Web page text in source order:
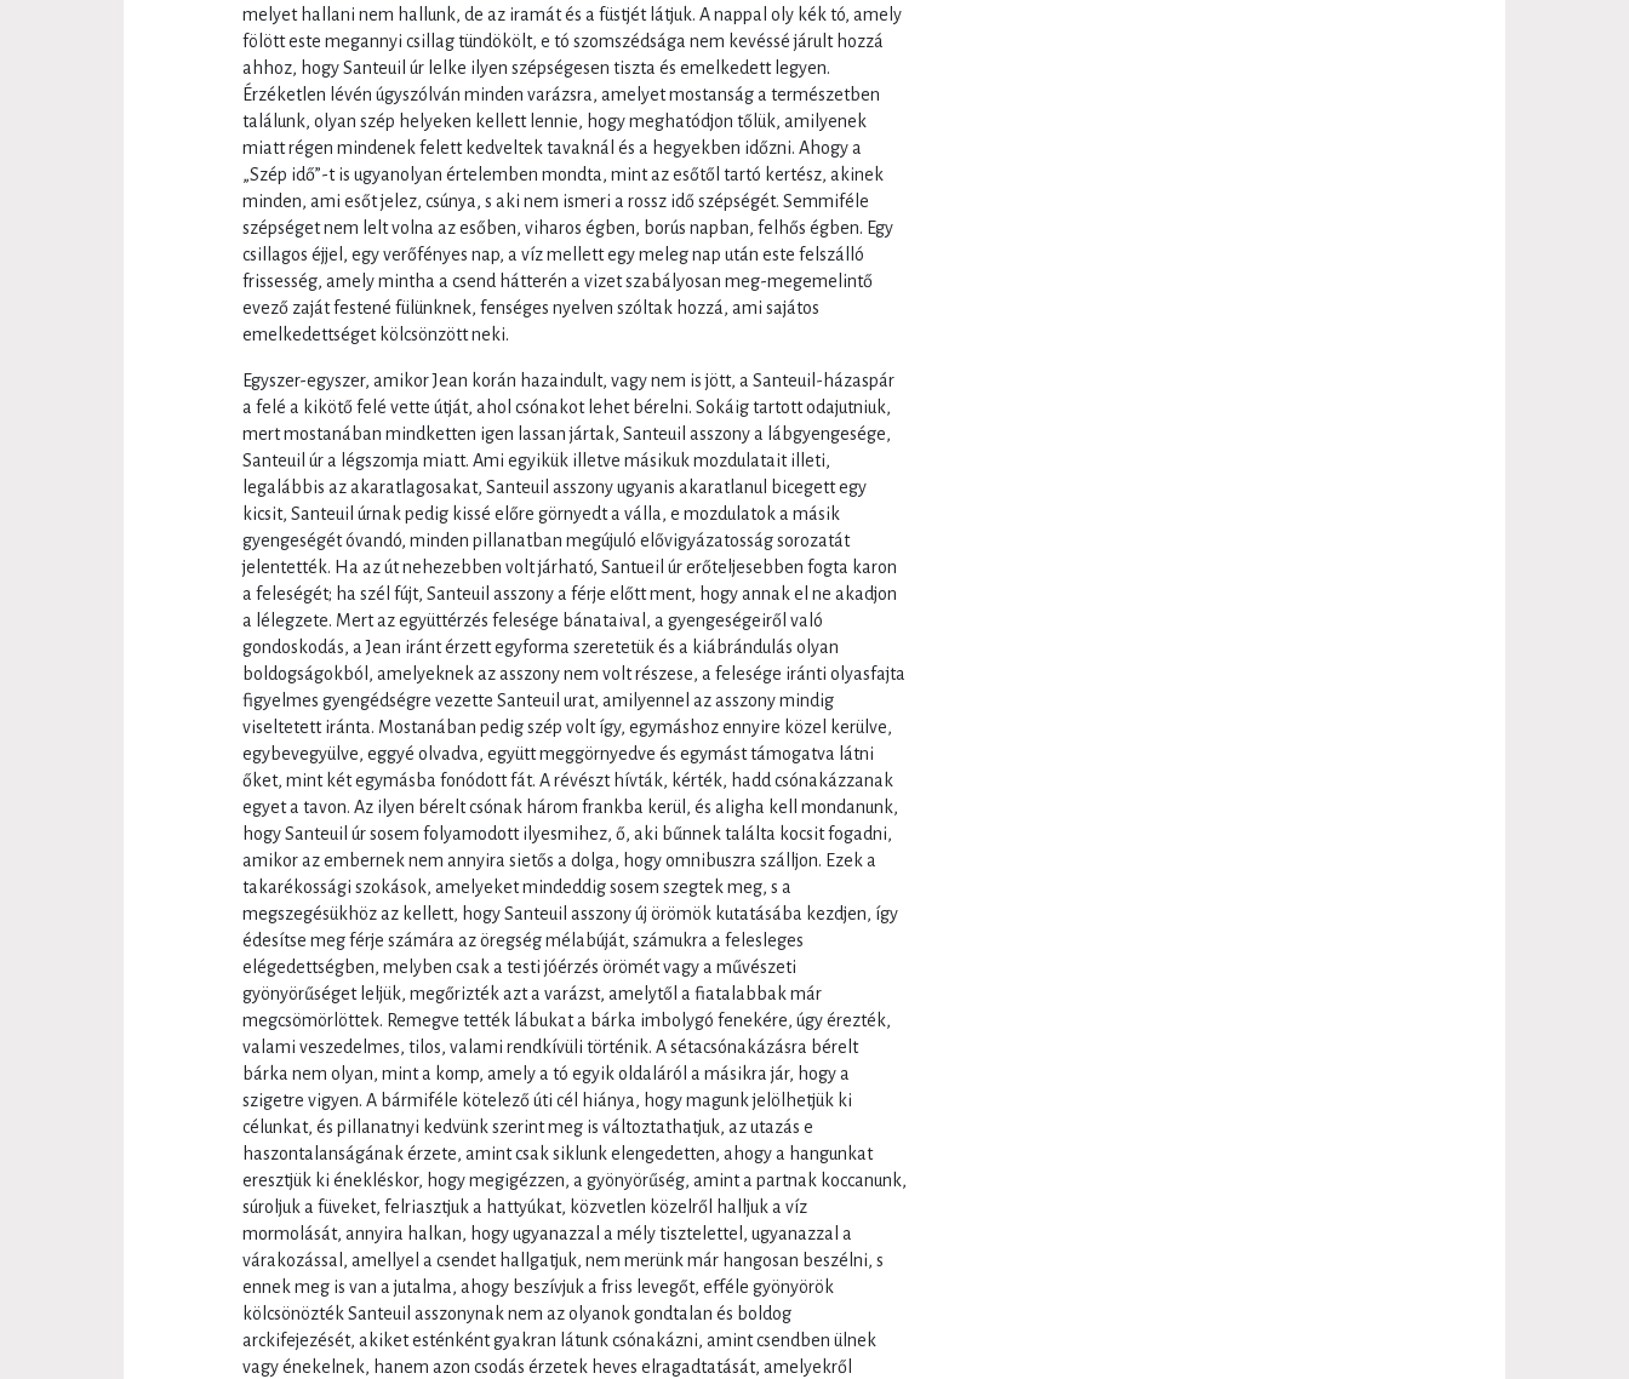
melyet hallani nem hallunk, de az iramát és a füstjét látjuk. A nappal oly kék tó, amely
fölött este megannyi csillag tündökölt, e tó szomszédsága nem kevéssé járult hozzá
ahhoz, hogy Santeuil úr lelke ilyen szépségesen tiszta és emelkedett legyen.
Érzéketlen lévén úgyszólván minden varázsra, amelyet mostanság a természetben
találunk, olyan szép helyeken kellett lennie, hogy meghatódjon tőlük, amilyenek
miatt régen mindenek felett kedveltek tavaknál és a hegyekben időzni. Ahogy a
„Szép idő”-t is ugyanolyan értelemben mondta, mint az esőtől tartó kertész, akinek
minden, ami esőt jelez, csúnya, s aki nem ismeri a rossz idő szépségét. Semmiféle
szépséget nem lelt volna az esőben, viharos égben, borús napban, felhős égben. Egy
csillagos éjjel, egy verőfényes nap, a víz mellett egy meleg nap után este felszálló
frissesség, amely mintha a csend hátterén a vizet szabályosan meg-megemelintő
evező zaját festené fülünknek, fenséges nyelven szóltak hozzá, ami sajátos
emelkedettséget kölcsönzött neki.
Egyszer-egyszer, amikor Jean korán hazaindult, vagy nem is jött, a Santeuil-házaspár
a felé a kikötő felé vette útját, ahol csónakot lehet bérelni. Sokáig tartott odajutniuk,
mert mostanában mindketten igen lassan jártak, Santeuil asszony a lábgyengesége,
Santeuil úr a légszomja miatt. Ami egyikük illetve másikuk mozdulatait illeti,
legalábbis az akaratlagosakat, Santeuil asszony ugyanis akaratlanul bicegett egy
kicsit, Santeuil úrnak pedig kissé előre görnyedt a válla, e mozdulatok a másik
gyengeségét óvandó, minden pillanatban megújuló elővigyázatosság sorozatát
jelentették. Ha az út nehezebben volt járható, Santueil úr erőteljesebben fogta karon
a feleségét; ha szél fújt, Santeuil asszony a férje előtt ment, hogy annak el ne akadjon
a lélegzete. Mert az együttérzés felesége bánataival, a gyengeségeiről való
gondoskodás, a Jean iránt érzett egyforma szeretetük és a kiábrándulás olyan
boldogságokból, amelyeknek az asszony nem volt részese, a felesége iránti olyasfajta
figyelmes gyengédségre vezette Santeuil urat, amilyennel az asszony mindig
viseltetett iránta. Mostanában pedig szép volt így, egymáshoz ennyire közel kerülve,
egybevegyülve, eggyé olvadva, együtt meggörnyedve és egymást támogatva látni
őket, mint két egymásba fonódott fát. A révészt hívták, kérték, hadd csónakázzanak
egyet a tavon. Az ilyen bérelt csónak három frankba kerül, és aligha kell mondanunk,
hogy Santeuil úr sosem folyamodott ilyesmihez, ő, aki bűnnek találta kocsit fogadni,
amikor az embernek nem annyira sietős a dolga, hogy omnibuszra szálljon. Ezek a
takarékossági szokások, amelyeket mindeddig sosem szegtek meg, s a
megszegésükhöz az kellett, hogy Santeuil asszony új örömök kutatásába kezdjen, így
édesítse meg férje számára az öregség mélabúját, számukra a felesleges
elégedettségben, melyben csak a testi jóérzés örömét vagy a művészeti
gyönyörűséget leljük, megőrizték azt a varázst, amelytől a fiatalabbak már
megcsömörlöttek. Remegve tették lábukat a bárka imbolygó fenekére, úgy érezték,
valami veszedelmes, tilos, valami rendkívüli történik. A sétacsónakázásra bérelt
bárka nem olyan, mint a komp, amely a tó egyik oldaláról a másikra jár, hogy a
szigetre vigyen. A bármiféle kötelező úti cél hiánya, hogy magunk jelölhetjük ki
célunkat, és pillanatnyi kedvünk szerint meg is változtathatjuk, az utazás e
haszontalanságának érzete, amint csak siklunk elengedetten, ahogy a hangunkat
eresztjük ki énekléskor, hogy megigézzen, a gyönyörűség, amint a partnak koccanunk,
súroljuk a füveket, felriasztjuk a hattyúkat, közvetlen közelről halljuk a víz
mormolását, annyira halkan, hogy ugyanazzal a mély tisztelettel, ugyanazzal a
várakozással, amellyel a csendet hallgatjuk, nem merünk már hangosan beszélni, s
ennek meg is van a jutalma, ahogy beszívjuk a friss levegőt, efféle gyönyörök
kölcsönözték Santeuil asszonynak nem az olyanok gondtalan és boldog
arckifejezését, akiket esténként gyakran látunk csónakázni, amint csendben ülnek
vagy énekelnek, hanem azon csodás érzetek heves elragadtatását, amelyekről